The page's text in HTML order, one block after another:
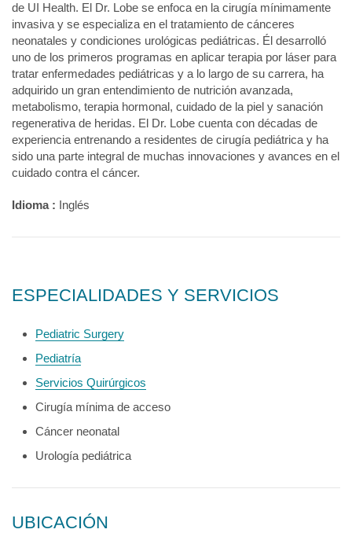
de UI Health. El Dr. Lobe se enfoca en la cirugía mínimamente
invasiva y se especializa en el tratamiento de cánceres
neonatales y condiciones urológicas pediátricas. Él desarrolló
uno de los primeros programas en aplicar terapia por láser para
tratar enfermedades pediátricas y a lo largo de su carrera, ha
adquirido un gran entendimiento de nutrición avanzada,
metabolismo, terapia hormonal, cuidado de la piel y sanación
regenerativa de heridas. El Dr. Lobe cuenta con décadas de
experiencia entrenando a residentes de cirugía pediátrica y ha
sido una parte integral de muchas innovaciones y avances en el
cuidado contra el cáncer.
Idioma : Inglés
ESPECIALIDADES Y SERVICIOS
Pediatric Surgery
Pediatría
Servicios Quirúrgicos
Cirugía mínima de acceso
Cáncer neonatal
Urología pediátrica
UBICACIÓN